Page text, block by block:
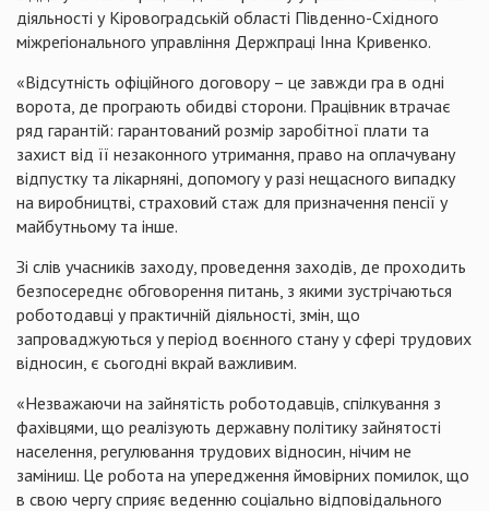
діяльності у Кіровоградській області Південно-Східного
міжрегіонального управління Держпраці Інна Кривенко.
«Відсутність офіційного договору – це завжди гра в одні
ворота, де програють обидві сторони. Працівник втрачає
ряд гарантій: гарантований розмір заробітної плати та
захист від її незаконного утримання, право на оплачувану
відпустку та лікарняні, допомогу у разі нещасного випадку
на виробництві, страховий стаж для призначення пенсії у
майбутньому та інше.
Зі слів учасників заходу, проведення заходів, де проходить
безпосереднє обговорення питань, з якими зустрічаються
роботодавці у практичній діяльності, змін, що
запроваджуються у період воєнного стану у сфері трудових
відносин, є сьогодні вкрай важливим.
«Незважаючи на зайнятість роботодавців, спілкування з
фахівцями, що реалізують державну політику зайнятості
населення, регулювання трудових відносин, нічим не
заміниш. Це робота на упередження ймовірних помилок, що
в свою чергу сприяє веденню соціально відповідального